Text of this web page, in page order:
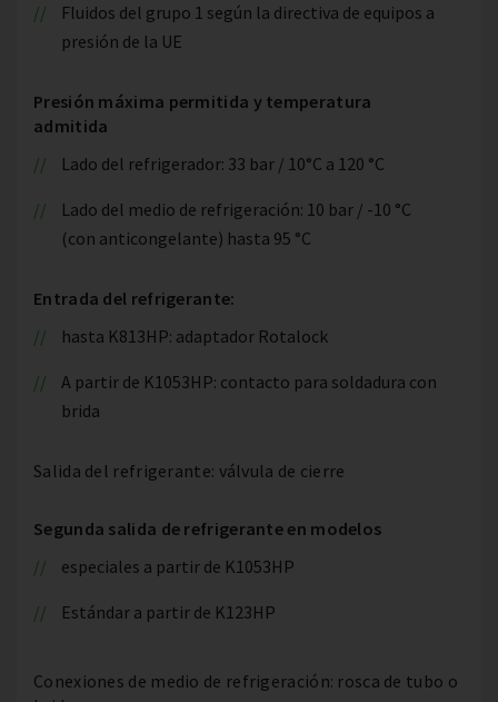
Fluidos del grupo 1 según la directiva de equipos a
presión de la UE
Presión máxima permitida y temperatura
admitida
Lado del refrigerador: 33 bar / 10°C a 120 °C
Lado del medio de refrigeración: 10 bar / -10 °C
(con anticongelante) hasta 95 °C
Entrada del refrigerante:
hasta K813HP: adaptador Rotalock
A partir de K1053HP: contacto para soldadura con
brida
Salida del refrigerante: válvula de cierre
Segunda salida de refrigerante en modelos
especiales a partir de K1053HP
Estándar a partir de K123HP
Conexiones de medio de refrigeración: rosca de tubo o